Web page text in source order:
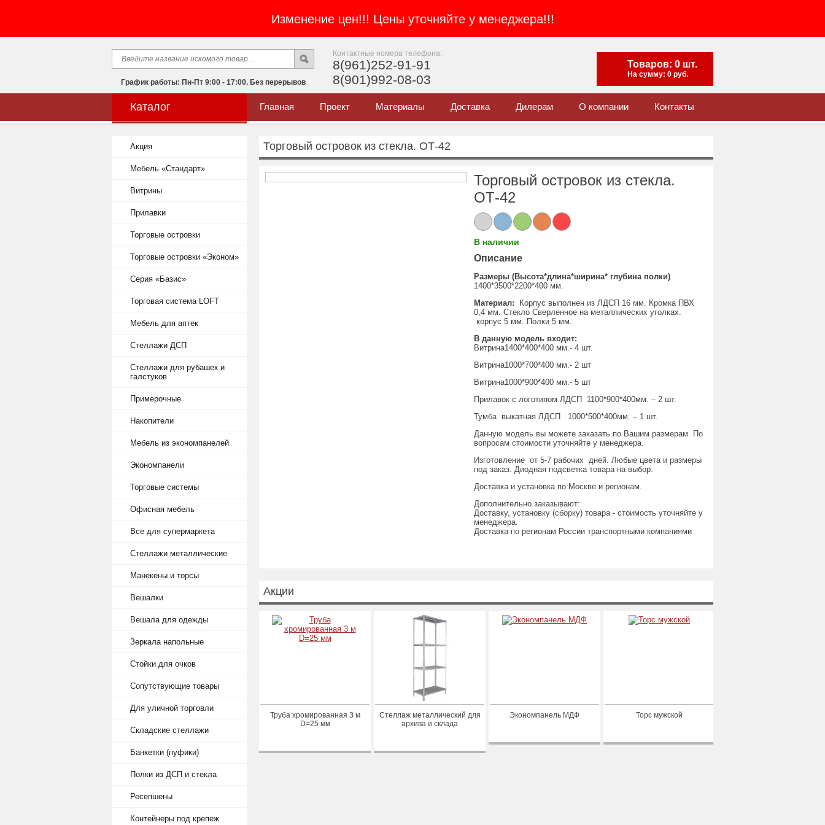
Изменение цен!!! Цены уточняйте у менеджера!!!
График работы: Пн-Пт 9:00 - 17:00. Без перерывов
Контактные номера телефона:
8(961)252-91-91
8(901)992-08-03
Товаров: 0 шт.
На сумму: 0 руб.
Каталог Главнaя Проект Материалы Доставка Дилерам О компании Контакты
Акция
Мебель «Стандарт»
Витрины
Прилавки
Торговые островки
Торговые островки «Эконом»
Серия «Базис»
Торговая система LOFT
Мебель для аптек
Стеллажи ДСП
Стеллажи для рубашек и
галстуков
Примерочные
Накопители
Мебель из экономпанелей
Экономпанели
Торговые системы
Офисная мебель
Все для супермаркета
Стеллажи металлические
Манекены и торсы
Вешалки
Вешала для одежды
Зеркала напольные
Стойки для очков
Сопутствующие товары
Для уличной торговли
Складские стеллажи
Банкетки (пуфики)
Полки из ДСП и стекла
Ресепшены
Контейнеры под крепеж
Торговый островок из стекла. ОТ-42
Торговый островок из стекла.
ОТ-42
В наличии
Описание
Размеры (Высота*длина*ширина* глубина полки)
1400*3500*2200*400 мм.
Материал: Корпус выполнен из ЛДСП 16 мм. Кромка ПВХ
0,4 мм. Стекло Сверленное на металлических уголках.
корпус 5 мм. Полки 5 мм.
В данную модель входит:
Витрина1400*400*400 мм.- 4 шт.
Витрина1000*700*400 мм.- 2 шт
Витрина1000*900*400 мм.- 5 шт
Прилавок с логотипом ЛДСП 1100*900*400мм. – 2 шт.
Тумба выкатная ЛДСП 1000*500*400мм. – 1 шт.
Данную модель вы можете заказать по Вашим размерам. По
вопросам стоимости уточняйте у менеджера.
Изготовление от 5-7 рабочих дней. Любые цвета и размеры
под заказ. Диодная подсветка товара на выбор.
Доставка и установка по Москве и регионам.
Дополнительно заказывают:
Доставку, установку (сборку) товара - стоимость уточняйте у
менеджера.
Доставка по регионам России транспортными компаниями
Акции
Труба хромированная 3 м
D=25 мм
Стеллаж металлический для
архива и склада
Экономпанель МДФ Торс мужской